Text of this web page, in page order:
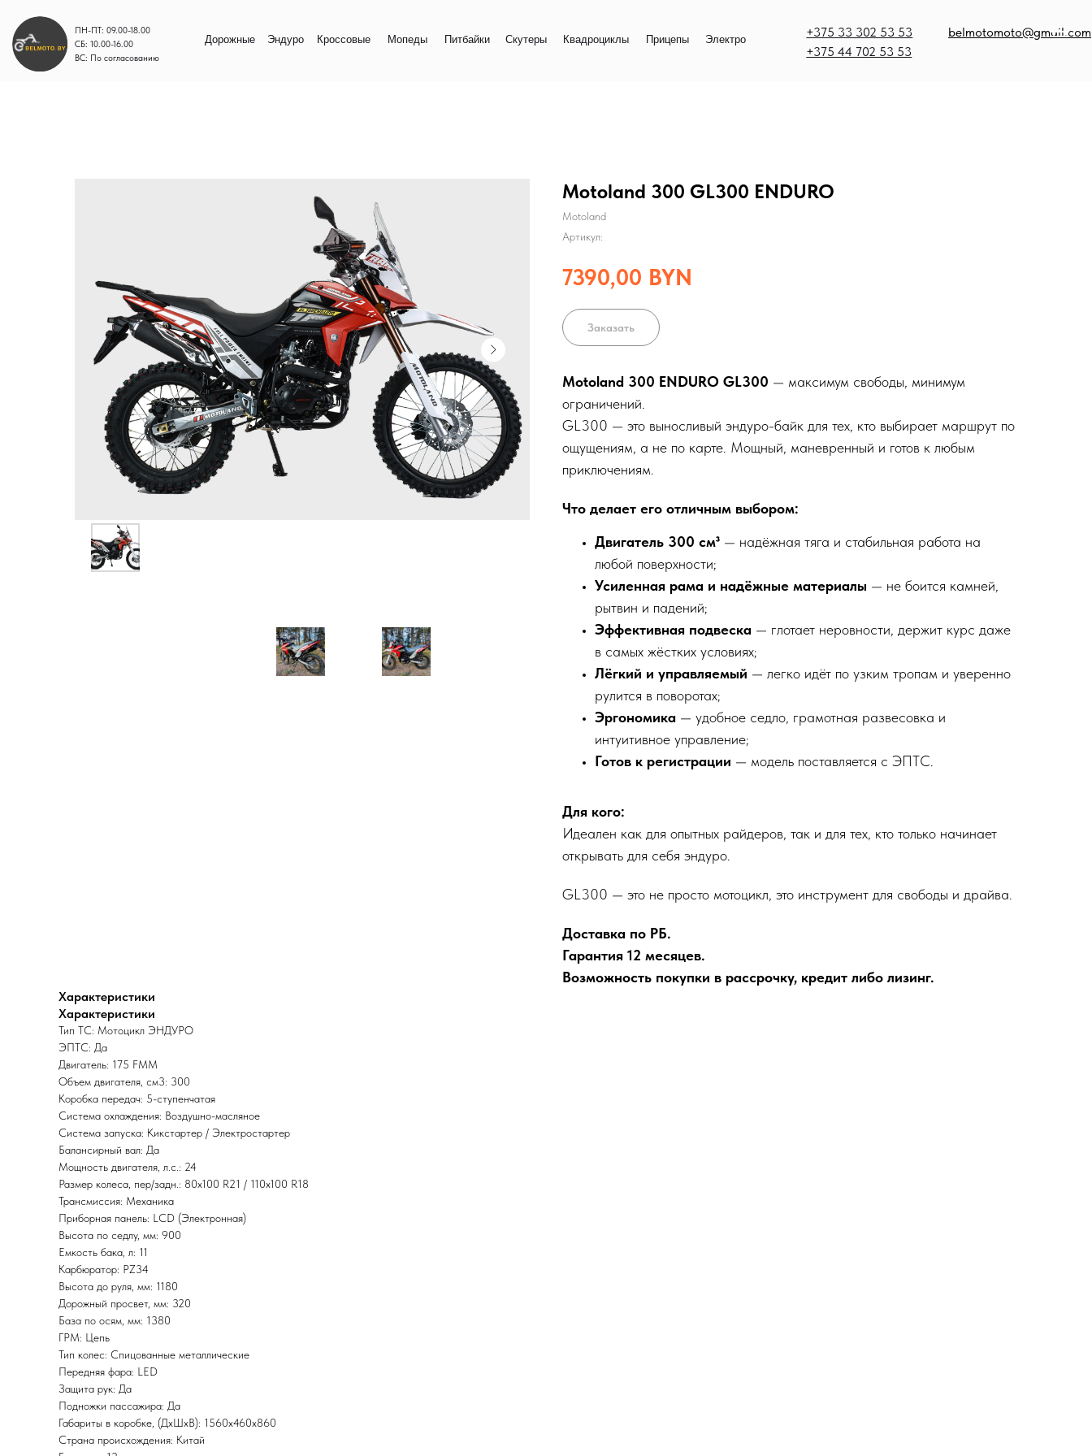
belmotomoto@gmail.com
+375 33 302 53 53
+375 44 702 53 53
ПН-ПТ: 09.00-18.00
СБ: 10.00-16.00
ВС: По согласованию
Дорожные Эндуро Кроссовые Мопеды Электро
Прицепы
Квадроциклы
Скутеры
Питбайки
Motoland 300 GL300 ENDURO
Motoland
Артикул:
7390,00 BYN
Заказать
Motoland 300 ENDURO GL300 — максимум свободы, минимум
ограничений.
GL300 — это выносливый эндуро-байк для тех, кто выбирает маршрут по
ощущениям, а не по карте. Мощный, маневренный и готов к любым
приключениям.
Что делает его отличным выбором:
Двигатель 300 см³ — надёжная тяга и стабильная работа на
любой поверхности;
Усиленная рама и надёжные материалы — не боится камней,
рытвин и падений;
Эффективная подвеска — глотает неровности, держит курс даже
в самых жёстких условиях;
Лёгкий и управляемый — легко идёт по узким тропам и уверенно
рулится в поворотах;
Эргономика — удобное седло, грамотная развесовка и
интуитивное управление;
Готов к регистрации — модель поставляется с ЭПТС.
Для кого:
Идеален как для опытных райдеров, так и для тех, кто только начинает
открывать для себя эндуро.
GL300 — это не просто мотоцикл, это инструмент для свободы и драйва.
Доставка по РБ.
Гарантия 12 месяцев.
Возможность покупки в рассрочку, кредит либо лизинг.
Характеристики
Характеристики
Тип ТС: Мотоцикл ЭНДУРО
ЭПТС: Да
Двигатель: 175 FMM
Объем двигателя, см3: 300
Коробка передач: 5-ступенчатая
Система охлаждения: Воздушно-масляное
Система запуска: Кикстартер / Электростартер
Балансирный вал: Да
Мощность двигателя, л.с.: 24
Размер колеса, пер/задн.: 80х100 R21 / 110х100 R18
Трансмиссия: Механика
Приборная панель: LCD (Электронная)
Высота по седлу, мм: 900
Емкость бака, л: 11
Карбюратор: PZ34
Высота до руля, мм: 1180
Дорожный просвет, мм: 320
База по осям, мм: 1380
ГРМ: Цепь
Тип колес: Спицованные металлические
Передняя фара: LED
Защита рук: Да
Подножки пассажира: Да
Габариты в коробке, (ДхШхВ): 1560x460x860
Страна происхождения: Китай